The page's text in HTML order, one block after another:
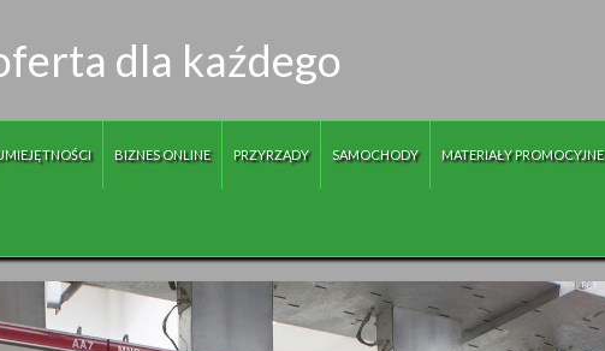
dla kaźdego
BIZNES ONLINE PRZYRZĄDY SAMOCHODY MATERIAŁY PROMOCYJNE